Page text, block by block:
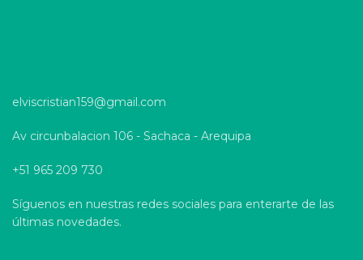
elviscristian159@gmail.com
Av circunbalacion 106 - Sachaca - Arequipa
+51 965 209 730
Síguenos en nuestras redes sociales para enterarte de las
últimas novedades.